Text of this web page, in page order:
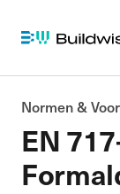
EN
Normen &